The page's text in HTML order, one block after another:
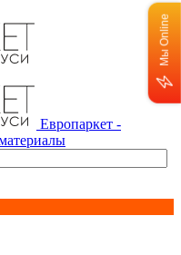
Европаркет -
Мы Online